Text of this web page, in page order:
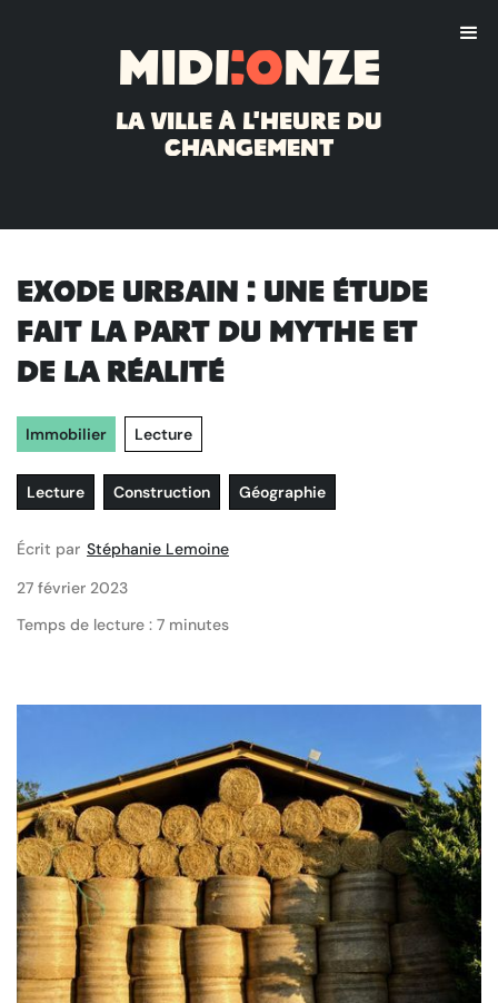
Midi:onze
La ville à l'heure du
changement
Exode urbain : une étude
fait la part du mythe et
de la réalité
Immobilier Lecture
Lecture Construction Géographie
Écrit par Stéphanie Lemoine
27 février 2023
Temps de lecture : 7 minutes